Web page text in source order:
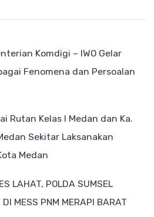
Komdigi – IWO Gelar
Fenomena dan Persoalan
Rutan Kelas I Medan dan Ka.
Sekitar Laksanakan
Medan
LAHAT, POLDA SUMSEL
MESS PNM MERAPI BARAT